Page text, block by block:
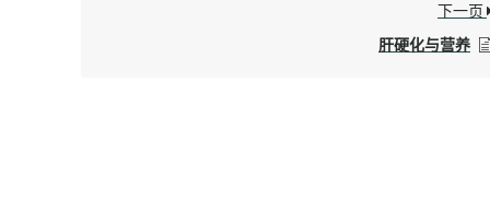
下一页
肝硬化与营养